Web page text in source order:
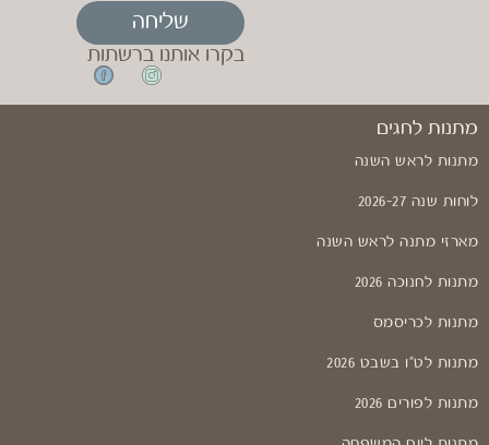
שליחה
בקרו אותנו ברשתות
מתנות לחגים
מתנות לראש השנה
לוחות שנה 2026-27
מארזי מתנה לראש השנה
מתנות לחנוכה 2026
מתנות לכריסמס
מתנות לט"ו בשבט 2026
מתנות לפורים 2026